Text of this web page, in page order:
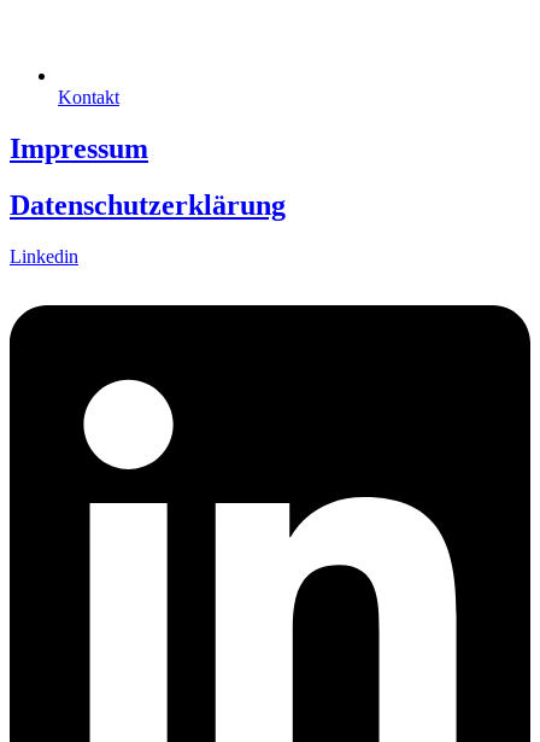
Kontakt
Impressum
Datenschutzerklärung
Linkedin